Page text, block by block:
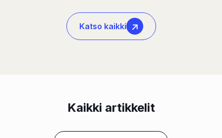
Katso kaikki
Kaikki artikkelit